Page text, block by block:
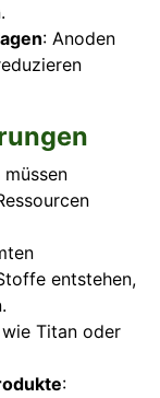
: Anoden
entstehen,
Titan oder
: